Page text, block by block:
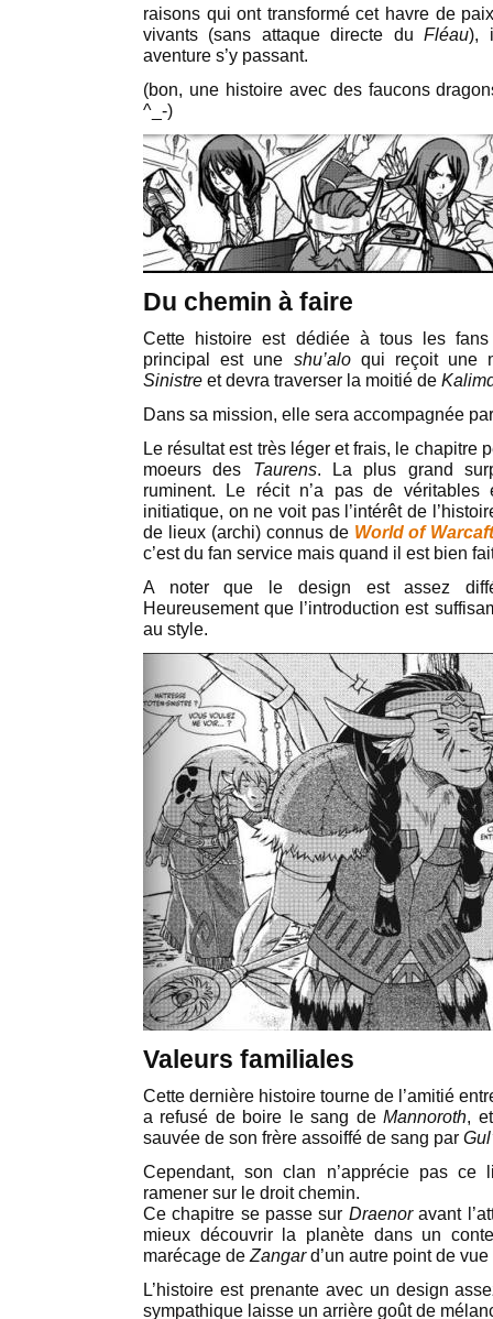
raisons qui ont transformé cet havre de
vivants (sans attaque directe duFléau),
aventure s’y passant.
(bon, une histoire avec des faucons
^_-)
Du chemin à faire
Cette histoire est dédiée à tous les
principal est une shu’aloqui reçoit une
Sinistre et devra traverser la moitié de
Dans sa mission, elle sera accompagnée
Le résultat est très léger et frais, le chapitre
moeurs des Taurens. La plus grand
ruminent. Le récit n’a pas de
initiatique, on ne voit pas l’intérêt de
de lieux (archi) connus de World of
c’est du fan service mais quand il est bien
A noter que le design est assez
Heureusement que l’introduction est
au style.
Valeurs familiales
Cette dernière histoire tourne de l’amitié
a refusé de boire le sang deMannoroth,
sauvée de son frère assoiffé de sang par
Cependant, son clan n’apprécie pas
ramener sur le droit chemin.
Ce chapitre se passe sur Draenoravant
mieux découvrir la planète dans un
marécage de Zangard’un autre point de
L’histoire est prenante avec un design
sympathique laisse un arrière goût de